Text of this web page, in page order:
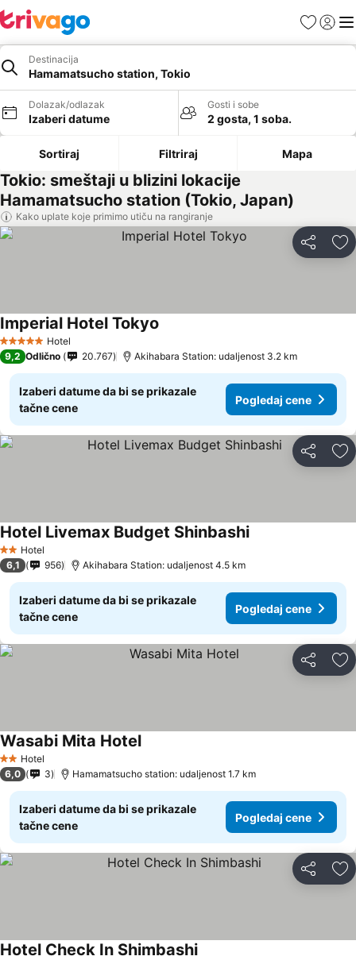
FavoritiPrijavi
Destinacija
Hamamatsucho station, Tokio
Dolazak/odlazak
Izaberi datume
Gosti i sobe
2 gosta, 1 soba.
Sortiraj Filtriraj Mapa
Tokio: smeštaji u blizini lokacije
Hamamatsucho station (Tokio, Japan)
Kako uplate koje primimo utiču na rangiranje
Deli
5 ZvezdiceHotel
Imperial Hotel Tokyo
9,2 Odlično 20.767 Akihabara Station: udaljenost 3.2 km
Izaberi datume da bi se prikazale
tačne cene
Pogledaj cene
Deli
2 Zvezdice
Hotel
Hotel Livemax Budget Shinbashi
6,1 956 Akihabara Station: udaljenost 4.5 km
Izaberi datume da bi se prikazale
tačne cene
Pogledaj cene
Deli
2 Zvezdice
Hotel
Wasabi Mita Hotel
6,0 3 Hamamatsucho station: udaljenost 1.7 km
Izaberi datume da bi se prikazale
tačne cene
Pogledaj cene
Deli
Hotel Check In Shimbashi